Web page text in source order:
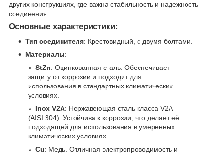
других конструкциях, где важна стабильность и надежность
соединения.
Основные характеристики:
Тип соединителя: Крестовидный, с двумя болтами.
Материалы:
StZn: Оцинкованная сталь. Обеспечивает
защиту от коррозии и подходит для
использования в стандартных климатических
условиях.
Inox V2A: Нержавеющая сталь класса V2A
(AISI 304). Устойчива к коррозии, что делает её
подходящей для использования в умеренных
климатических условиях.
Cu: Медь. Отличная электропроводимость и